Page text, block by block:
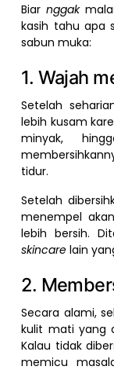
Biarnggak
kasih tahu apa
sabun muka:
1. Wajah
Setelah
lebih kusam
minyak,
tidur.
Setelah
menempel
lebih bersih.
skincarelain
2.
Secara alami,
kulit mati yang
Kalau tidak
memicu